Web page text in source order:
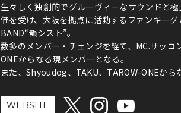
生々しく独創的でグルーヴィーなサウンドと
価を受け、大阪を拠点に活動するファンキー
BAND“韻シスト”。
数多のメンバー・チェンジを経て、MC.サッ
ONEからなる現メンバーとなる。
また、Shyoudog、TAKU、TAROW-ONEか
WEBSITE